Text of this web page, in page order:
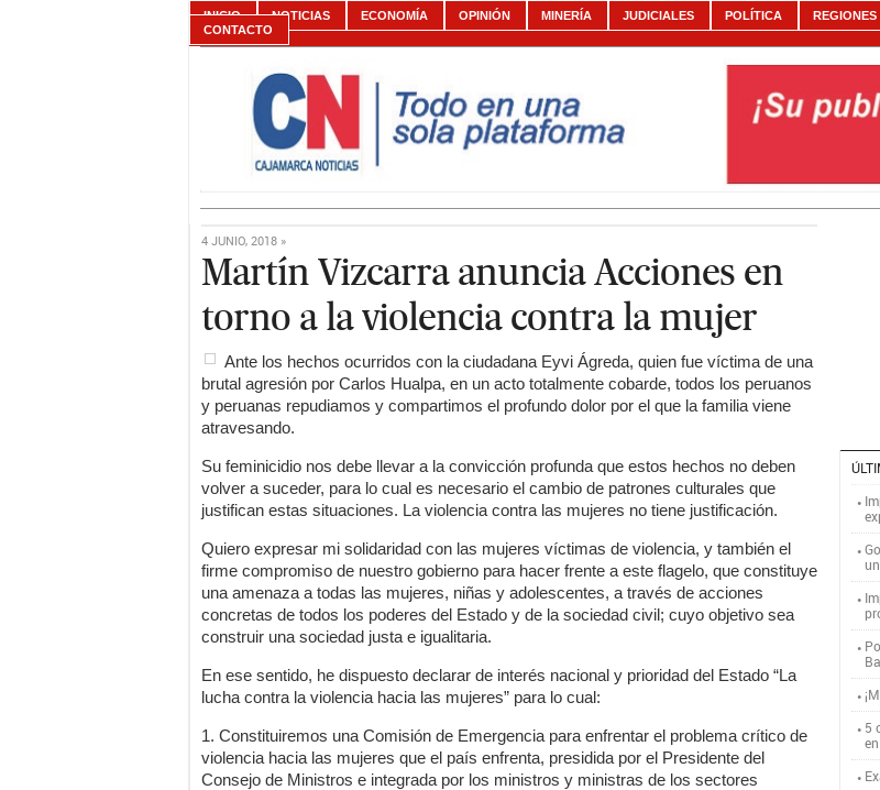
INICIO NOTICIAS ECONOMÍA OPINIÓN MINERÍA JUDICIALES POLÍTICA REGIONES
CONTACTO
4 JUNIO, 2018 »
Martín Vizcarra anuncia Acciones en
torno a la violencia contra la mujer
Ante los hechos ocurridos con la ciudadana Eyvi Ágreda, quien fue víctima de una
brutal agresión por Carlos Hualpa, en un acto totalmente cobarde, todos los peruanos
y peruanas repudiamos y compartimos el profundo dolor por el que la familia viene
atravesando.
Su feminicidio nos debe llevar a la convicción profunda que estos hechos no deben
volver a suceder, para lo cual es necesario el cambio de patrones culturales que
justifican estas situaciones. La violencia contra las mujeres no tiene justificación.
Quiero expresar mi solidaridad con las mujeres víctimas de violencia, y también el
firme compromiso de nuestro gobierno para hacer frente a este flagelo, que constituye
una amenaza a todas las mujeres, niñas y adolescentes, a través de acciones
concretas de todos los poderes del Estado y de la sociedad civil; cuyo objetivo sea
construir una sociedad justa e igualitaria.
En ese sentido, he dispuesto declarar de interés nacional y prioridad del Estado “La
lucha contra la violencia hacia las mujeres” para lo cual:
1. Constituiremos una Comisión de Emergencia para enfrentar el problema crítico de
violencia hacia las mujeres que el país enfrenta, presidida por el Presidente del
Consejo de Ministros e integrada por los ministros y ministras de los sectores
5